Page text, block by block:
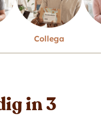
Collega
in 3